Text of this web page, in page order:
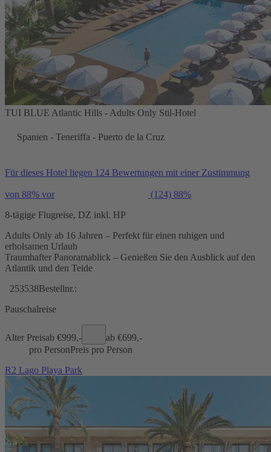
TUI BLUE Atlantic Hills - Adults Only Stil-Hotel
Spanien - Teneriffa - Puerto de la Cruz
Für dieses Hotel liegen 124 Bewertungen mit einer Zustimmung
von 88% vor (124) 88%
8-tägige Flugreise, DZ inkl. HP
Adults Only ab 16 Jahren – Perfekt für einen ruhigen und
erholsamen Urlaub
Traumhafter Panoramablick – Genießen Sie den Ausblick auf den
Atlantik und den Teide
253538Bestellnr.:
Pauschalreise
Alter Preisab €999,- ab €699,-
pro PersonPreis pro Person
R2 Lago Playa Park